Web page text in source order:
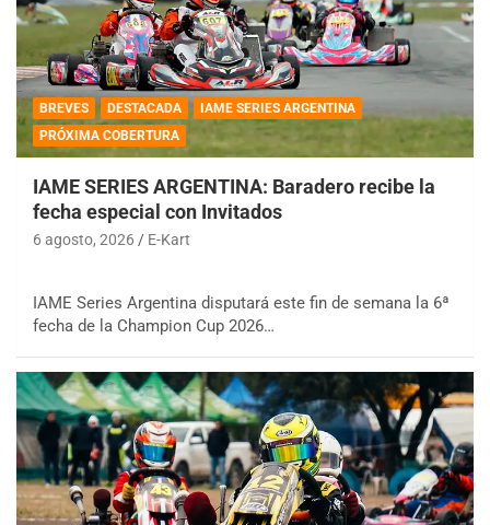
BREVES DESTACADA
IAME SERIES ARGENTINA
PRÓXIMA COBERTURA
IAME SERIES ARGENTINA: Baradero recibe la
fecha especial con Invitados
6 agosto, 2026 E-Kart
IAME Series Argentina disputará este fin de semana la 6ª
fecha de la Champion Cup 2026…